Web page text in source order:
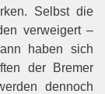
Selbst die
verweigert–
haben sich
der Bremer
dennoch